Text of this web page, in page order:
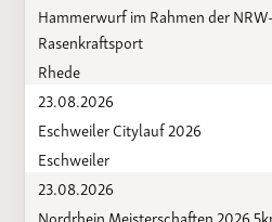
Hammerwurf im Rahmen der
Rasenkraftsport
Rhede
23.08.2026
Eschweiler Citylauf 2026
Eschweiler
23.08.2026
Nordrhein Meisterschaften 2026